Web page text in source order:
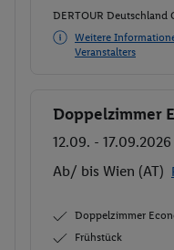
DERTOUR Deutschland
Weitere
Veranstalters
Buchen
Doppelzimmer
12.09. - 17.09.2026
Ab/ bis Wien (AT)
Doppelzimmer
Frühstück